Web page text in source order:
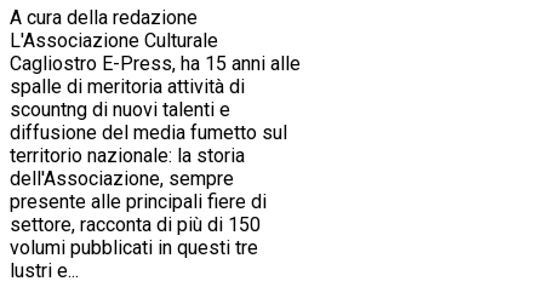
A cura della redazione
L'Associazione Culturale
Cagliostro E-Press, ha 15 anni alle
spalle di meritoria attività di
scountng di nuovi talenti e
diffusione del media fumetto sul
territorio nazionale: la storia
dell'Associazione, sempre
presente alle principali fiere di
settore, racconta di più di 150
volumi pubblicati in questi tre
lustri e...